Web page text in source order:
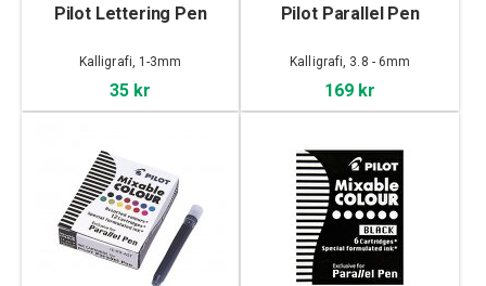
Pilot Lettering Pen
Kalligrafi, 1-3mm
35 kr
Pilot Parallel Pen
Kalligrafi, 3.8 - 6mm
169 kr